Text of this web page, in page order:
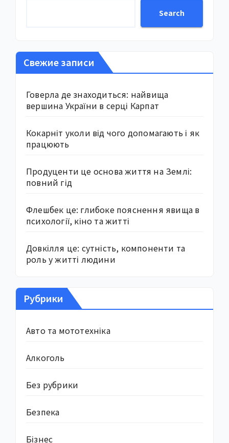
Search
Свежие записи
Говерла де знаходиться: найвища
вершина України в серці Карпат
Кокарніт уколи від чого допомагають і як
працюють
Продуценти це основа життя на Землі:
повний гід
Флешбек це: глибоке пояснення явища в
психології, кіно та житті
Довкілля це: сутність, компоненти та
роль у житті людини
Рубрики
Авто та мототехніка
Алкоголь
Без рубрики
Безпека
Бізнес